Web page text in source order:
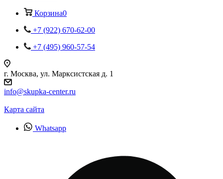
Корзина0
+7 (922) 670-62-00
+7 (495) 960-57-54
г. Москва, ул. Марксистская д. 1
info@skupka-center.ru
Карта сайта
Whatsapp